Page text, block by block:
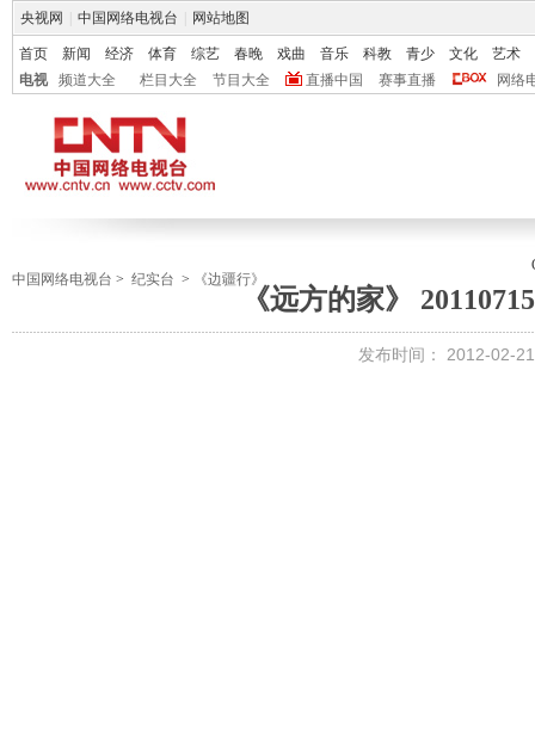
央视网 中国网络电视台 网站地图
首页 新闻 经济 体育 综艺 春晚 戏曲 音乐 科教 青少 文化
艺术
电视
频道大全 栏目大全 节目大全 直播中国 赛事直播 网络
中国网络电视台 > 纪实台 > 《边疆行》
《远方的家》
发布时间： 2012-02-